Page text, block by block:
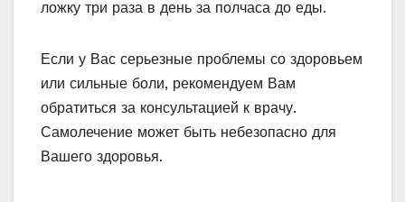
ложку три раза в день за полчаса до еды.
Если у Вас серьезные проблемы со здоровьем
или сильные боли, рекомендуем Вам
обратиться за консультацией к врачу.
Самолечение может быть небезопасно для
Вашего здоровья.